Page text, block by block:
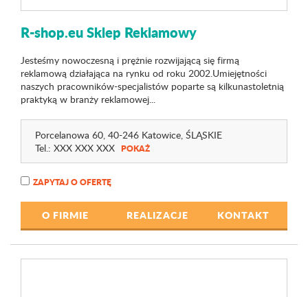
R-shop.eu Sklep Reklamowy
Jesteśmy nowoczesną i prężnie rozwijającą się firmą
reklamową działająca na rynku od roku 2002.Umiejętności
naszych pracowników-specjalistów poparte są kilkunastoletnią
praktyką w branży reklamowej...
Porcelanowa 60, 40-246 Katowice, ŚLĄSKIE
Tel.: XXX XXX XXX POKAŻ
ZAPYTAJ O OFERTĘ
O FIRMIE REALIZACJE KONTAKT